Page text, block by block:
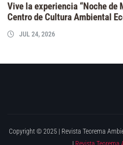
Vive la experiencia “Noche de
Centro de Cultura Ambiental
JUL 24, 2026
Copyright © 2025 | Revista Teorema